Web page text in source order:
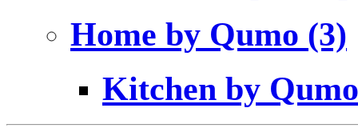
Home by Qumo (3)
Kitchen by